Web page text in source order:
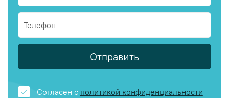
Отправить
Согласен с политикой конфиденциальности